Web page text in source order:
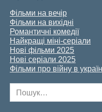
Фільми на вечір
Фільми на вихідні
Романтичні комедії
Найкращі міні-серіали
Нові фільми 2025
Нові серіали 2025
Фільми про війну в
for: